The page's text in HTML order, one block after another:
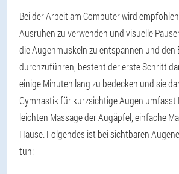
Bei der Arbeit am Computer wird
Ausruhen zu verwenden und visuelle
die Augenmuskeln zu entspannen und den
durchzuführen, besteht der erste Schritt
einige Minuten lang zu bedecken und sie
Gymnastik für kurzsichtige Augen umfasst
leichten Massage der Augäpfel, einfache
Hause. Folgendes ist bei sichtbaren
tun: